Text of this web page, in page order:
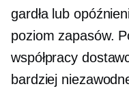
gardła lub
poziom zapasów.
współpracy
bardziej